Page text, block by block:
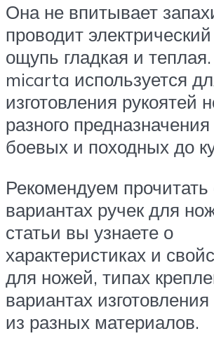
Она не впитывает
проводит
ощупь гладкая и
micarta используется
изготовления рукоятей
разного предназначения
боевых и походных до
Рекомендуем прочитать
вариантах ручек для
статьи вы узнаете о
характеристиках и
для ножей, типах
вариантах изготовления
из разных материалов.